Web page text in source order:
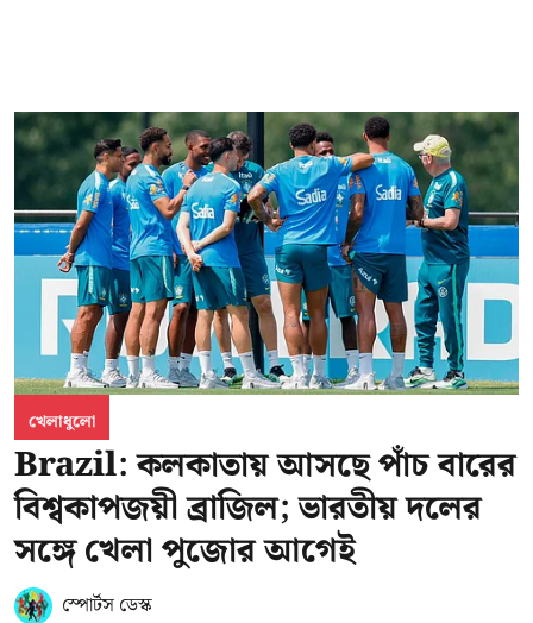
খেলাধুলো
Brazil: কলকাতায় আসছে পাঁচ বারের
বিশ্বকাপজয়ী ব্রাজিল; ভারতীয় দলের
সঙ্গে খেলা পুজোর আগেই
স্পোর্টস ডেস্ক